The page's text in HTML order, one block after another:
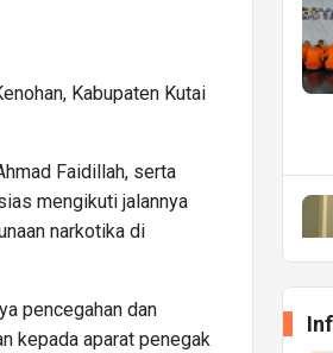
Kabupaten Kutai
Faidillah, serta
mengikuti jalannya
narkotika di
pencegahan dan
kepada aparat penegak